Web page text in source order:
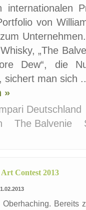
internationalen
von
„The
Dew“, die
sichert man sich
»
Deutschland
The Balvenie
Contest 2013
Oberhaching. Bereits